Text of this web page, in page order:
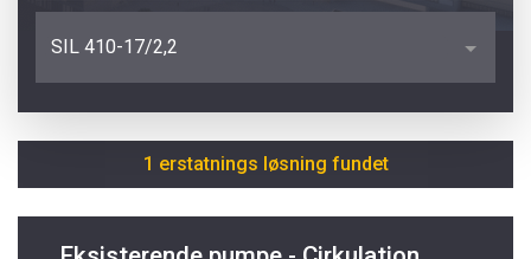
SIL 410-17/2,2
1 erstatnings løsning fundet